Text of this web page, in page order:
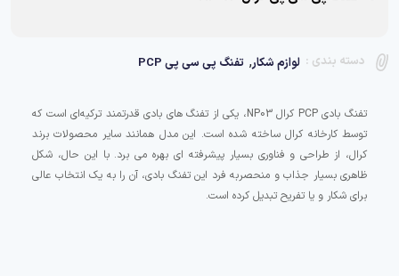
دسته بندی : لوازم شکار, تفنگ پی سی پی PCP
تفنگ بادی PCP کرال NP03، یکی از تفنگ های بادی قدرتمند ترکیه‌ای است که
توسط کارخانه کرال ساخته شده است. این مدل همانند سایر محصولات برند
کرال، از طراحی و فناوری بسیار پیشرفته ای بهره می برد. با این حال، شکل
ظاهری بسیار جذاب و منحصربه فرد این تفنگ بادی، آن را به یک انتخاب عالی
برای شکار و یا تفریح تبدیل کرده است.